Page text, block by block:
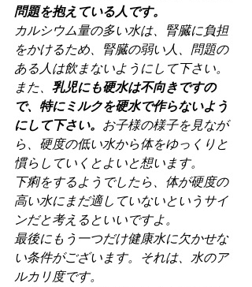
問題を抱えている人です。
カルシウム量の多い水は、腎臓に負担
をかけるため、腎臓の弱い人、問題の
ある人は飲まないようにして下さい。
また、 乳児にも硬水は不向きですの
で、特にミルクを硬水で作らないよう
にして下さい。
お子様の様子を見なが
ら、硬度の低い水から体をゆっくりと
慣らしていくとよいと想います。
下痢をするようでしたら、体が硬度の
高い水にまだ適していないというサイ
ンだと考えるといいですよ。
最後にもう一つだけ健康水に欠かせな
い条件がございます。それは、水のア
ルカリ度です。